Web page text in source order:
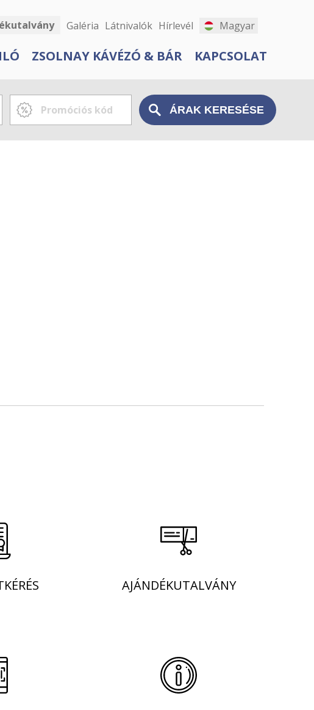
Galéria Látnivalók Hírlevél Magyar
ZSOLNAY KÁVÉZÓ & BÁR KAPCSOLAT
AJÁNDÉKUTALVÁNY